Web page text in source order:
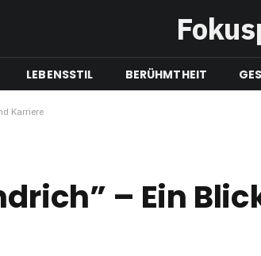
LEBENSSTIL BERÜHMTHEIT
Karriere
– Ein